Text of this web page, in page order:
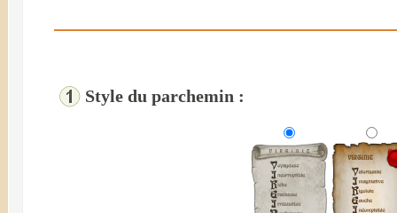
Style du parchemin :